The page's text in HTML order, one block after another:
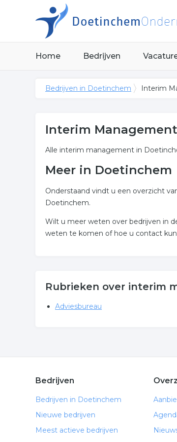
Home Bedrijven
Bedrijven in Doetinchem Interim
Interim
Alle interim management in
Meer in Doetinchem
Onderstaand vindt u een overzicht
Doetinchem.
Wilt u meer weten over bedrijven in
weten te komen of hoe u contact
Rubrieken over interim
Adviesbureau
Bedrijven
Bedrijven in Doetinchem
Nieuwe bedrijven
Meest actieve bedrijven